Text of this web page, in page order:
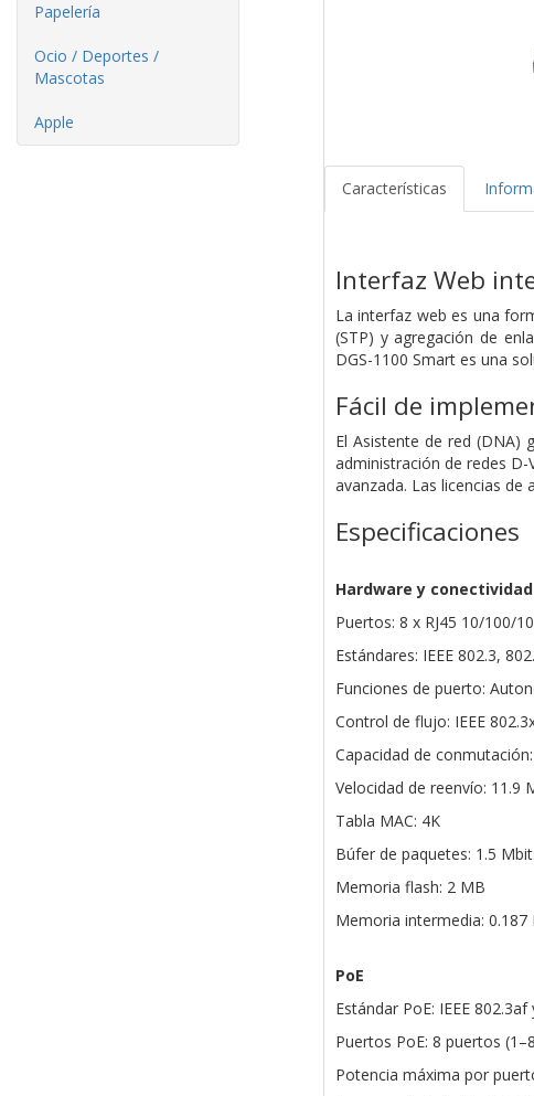
Papelería
Ocio / Deportes /
Mascotas
Apple
Características
Interfaz Web
La interfaz web es una
(STP) y agregación de
DGS-1100 Smart es una
Fácil de
El Asistente de red (DNA)
administración de redes
avanzada. Las licencias
Especificaciones
Hardware y conectividad
Puertos: 8 x RJ45 10/100/
Estándares: IEEE 802.3,
Funciones de puerto:
Control de flujo: IEEE
Capacidad de
Velocidad de reenvío: 11.9
Tabla MAC: 4K
Búfer de paquetes: 1.5
Memoria flash: 2 MB
Memoria intermedia: 0.187
PoE
Estándar PoE: IEEE
Puertos PoE: 8 puertos
Potencia máxima por